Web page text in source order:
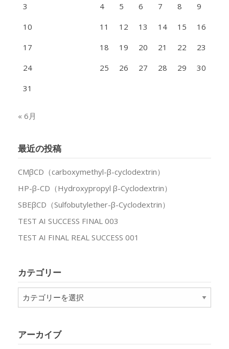
3
4 5 6 7 8
9
10
11 12 13 14 15
16
17
18 19 20 21 22
23
24
25 26 27 28 29
30
31
« 6月
最近の投稿
CMβCD（carboxymethyl-β-cyclodextrin）
HP-β-CD（Hydroxypropyl β-Cyclodextrin）
SBEβCD（Sulfobutylether-β-Cyclodextrin）
TEST AI SUCCESS FINAL 003
TEST AI FINAL REAL SUCCESS 001
カテゴリー
テ
ー
アーカイブ